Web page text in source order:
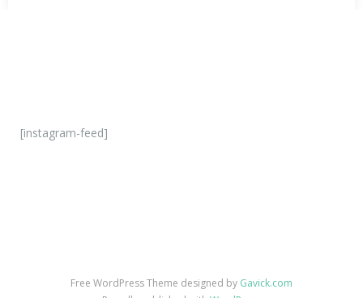
[instagram-feed]
Free WordPress Theme designed by Gavick.com